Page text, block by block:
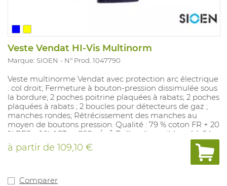
Veste Vendat HI-Vis Multinorm
Marque: SIOEN N° Prod. 1047790
Veste multinorme Vendat avec protection arc électrique
: col droit; Fermeture à bouton-pression dissimulée sous
la bordure; 2 poches poitrine plaquées à rabats; 2 poches
plaquées à rabats ; 2 boucles pour détecteurs de gaz ;
manches rondes; Rétrécissement des manches au
moyen de boutons pression. Qualité : 79 % coton FR + 20
% PES + 1 % AST ; ± 260 g/m². Tailles disponibles : 44-64
UE. Coloris disponibles : Jaune fluo / marine. Conforme à
: IEC 61482-2 : 2009 Classe 1 - ATPV 9,4 cal/cm², EN ISO
11612 : 2015 / A1 A2 B1 C1 E2 F1, EN ISO 14116 : 2015 / IND.3,
13034 : 2005 + A1 : 2009 Type PB [6] et EN ISO 20471 : 2013
à partir de 109,10 €
Comparer